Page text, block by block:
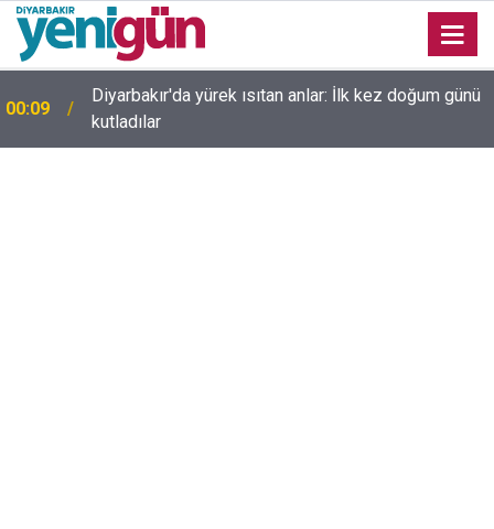
23:36 Diyarbakır'da düğün salonunda kavga: Yaralılar var